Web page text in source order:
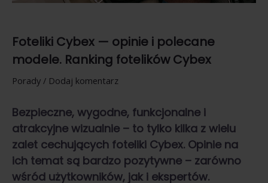
Foteliki Cybex — opinie i polecane
modele. Ranking fotelików Cybex
Porady / Dodaj komentarz
Bezpieczne, wygodne, funkcjonalne i
atrakcyjne wizualnie – to tylko kilka z wielu
zalet cechujących foteliki Cybex. Opinie na
ich temat są bardzo pozytywne – zarówno
wśród użytkowników, jak i ekspertów.